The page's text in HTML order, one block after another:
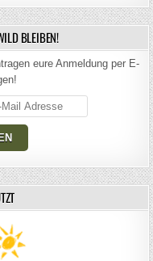
BLEIBEN!
eure Anmeldung per E-